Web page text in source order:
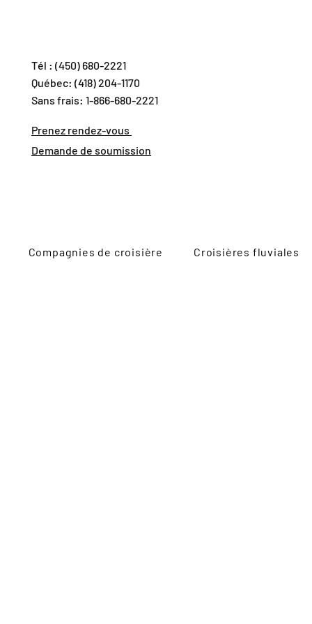
Tél : (450) 680-2221
Québec: (418) 204-1170
Sans frais: 1-866-680-2221
Prenez rendez-vous
Demande de soumission
Compagnies de croisière Croisières fluviales